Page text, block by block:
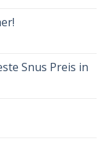
Snus Preis in